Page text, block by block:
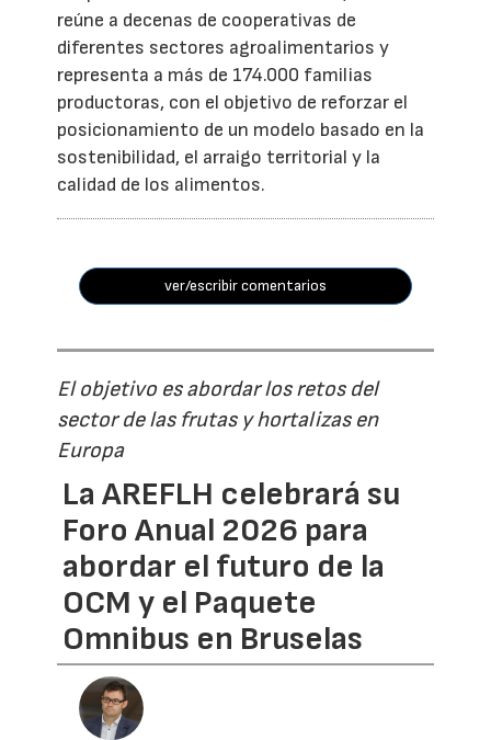
reúne a decenas de cooperativas de
diferentes sectores agroalimentarios y
representa a más de 174.000 familias
productoras, con el objetivo de reforzar el
posicionamiento de un modelo basado en la
sostenibilidad, el arraigo territorial y la
calidad de los alimentos.
ver/escribir comentarios
El objetivo es abordar los retos del
sector de las frutas y hortalizas en
Europa
La AREFLH celebrará su
Foro Anual 2026 para
abordar el futuro de la
OCM y el Paquete
Omnibus en Bruselas